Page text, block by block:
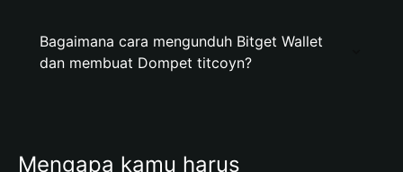
Bagaimana cara mengunduh Bitget Wallet
dan membuat Dompet titcoyn?
Mengapa kamu harus